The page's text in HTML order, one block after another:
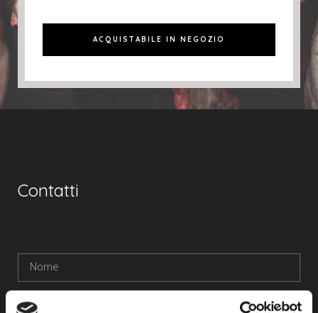
ACQUISTABILE IN NEGOZIO
Contatti